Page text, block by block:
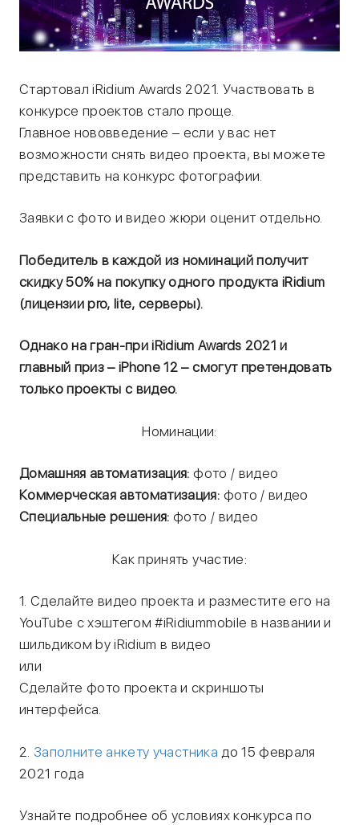
Стартовал iRidium Awards 2021. Участвовать в
конкурсе проектов стало проще.
Главное нововведение – если у вас нет
возможности снять видео проекта, вы можете
представить на конкурс фотографии.
Заявки с фото и видео жюри оценит отдельно.
Победитель в каждой из номинаций получит
скидку 50% на покупку одного продукта iRidium
(лицензии pro, lite, серверы).
Однако на гран-при iRidium Awards 2021 и
главный приз – iPhone 12 – смогут претендовать
только проекты с видео.
Номинации:
Домашняя автоматизация: фото / видео
Коммерческая автоматизация: фото / видео
Специальные решения: фото / видео
Как принять участие:
1. Сделайте видео проекта и разместите его на
YouTube c хэштегом #iRidiummobile в названии и
шильдиком by iRidium в видео
или
Сделайте фото проекта и скриншоты
интерфейса.
2. Заполните анкету участника до 15 февраля
2021 года
Узнайте подробнее об условиях конкурса по